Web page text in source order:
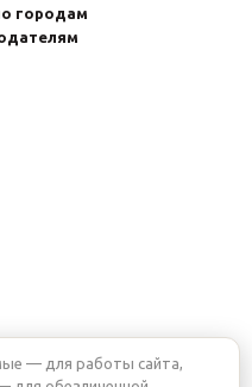
городам
— для работы сайта,